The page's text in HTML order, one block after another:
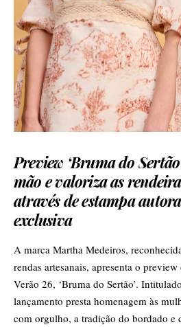
Preview ‘Bruma do
mão e valoriza as
através de estampa
exclusiva
A marca Martha Medeiros,
rendas artesanais, apresenta o
Verão 26, ‘Bruma do Sertão’.
lançamento presta homenagem às
com orgulho, a tradição do bordado e